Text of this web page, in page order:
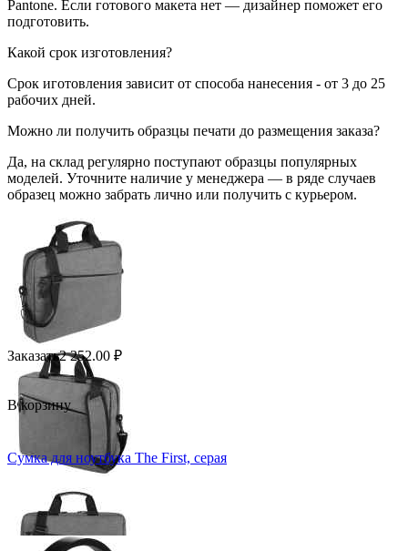
Pantone. Если готового макета нет — дизайнер поможет его
подготовить.
Какой срок изготовления?
Срок иготовления зависит от способа нанесения - от 3 до 25
рабочих дней.
Можно ли получить образцы печати до размещения заказа?
Да, на склад регулярно поступают образцы популярных
моделей. Уточните наличие у менеджера — в ряде случаев
образец можно забрать лично или получить с курьером.
Заказать2 252.00 ₽
В корзину
Сумка для ноутбука The First, серая